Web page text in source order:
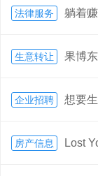
法律服务 躺着
生意转让 果博
企业招聘 想要
房产信息 Lost